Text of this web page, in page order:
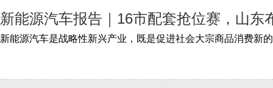
新能源汽车报告｜16市配套抢位赛，山东